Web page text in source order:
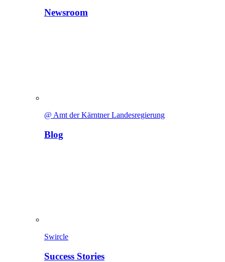
Newsroom
@ Amt der Kärntner Landesregierung
Blog
Swircle
Success Stories